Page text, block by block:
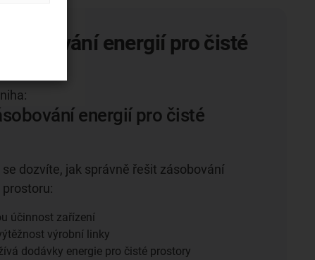
energií pro čisté
energií pro čisté
dozvíte, jak správně řešit zásobování
účinnost zařízení
výrobní linky
dodávky energie pro čisté prostory